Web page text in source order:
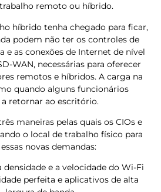
remoto ou híbrido.
híbrido tenha chegado para ficar,
podem não ter os controles de
e as conexões de Internet de nível
WAN, necessárias para oferecer
remotos e híbridos. A carga na
quando alguns funcionários
retornar ao escritório.
maneiras pelas quais os CIOs e
o local de trabalho físico para
novas demandas:
e a velocidade do Wi-Fi
perfeita e aplicativos de alta